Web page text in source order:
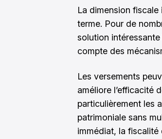
La dimension
terme. Pour de
solution intéressante
compte des
Les versements
améliore l’efficacité
particulièrement les
patrimoniale sans
immédiat, la